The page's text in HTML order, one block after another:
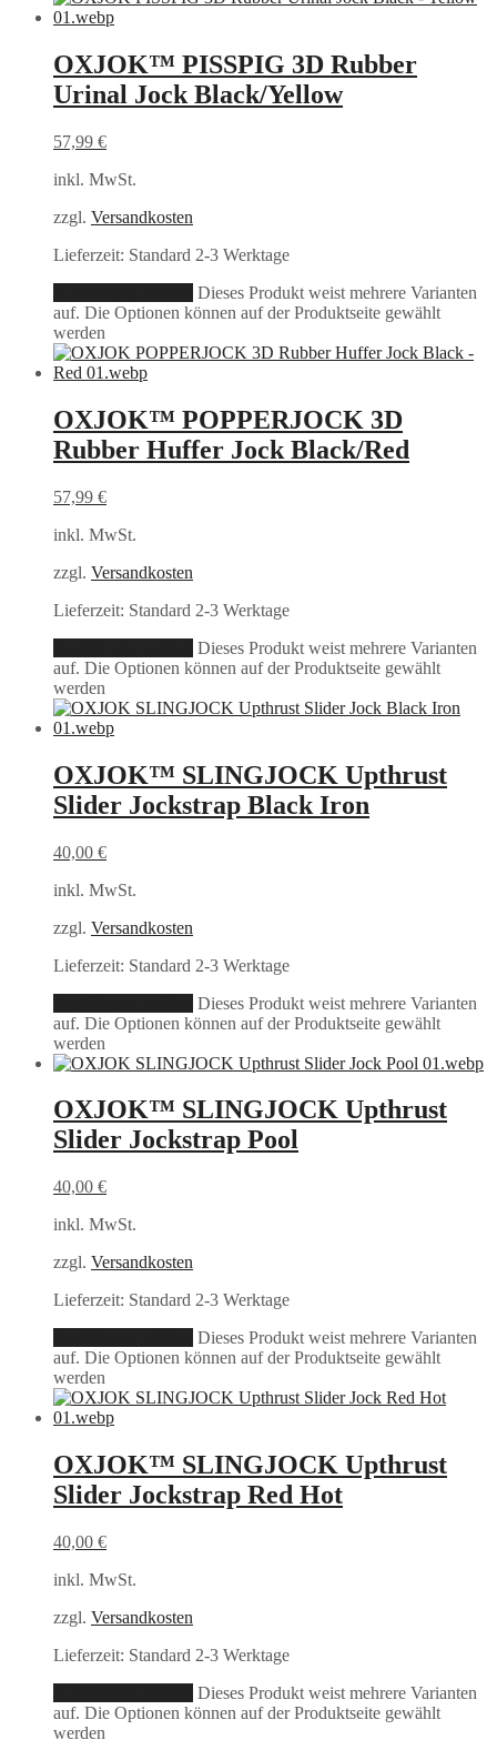
OXJOK™ PISSPIG 3D Rubber
Urinal Jock Black/Yellow
57,99 €
inkl. MwSt.
zzgl. Versandkosten
Lieferzeit: Standard 2-3 Werktage
Dieses Produkt weist mehrere Varianten
auf. Die Optionen können auf der Produktseite gewählt
werden
OXJOK™ POPPERJOCK 3D
Rubber Huffer Jock Black/Red
57,99 €
inkl. MwSt.
zzgl. Versandkosten
Lieferzeit: Standard 2-3 Werktage
Dieses Produkt weist mehrere Varianten
auf. Die Optionen können auf der Produktseite gewählt
werden
OXJOK™ SLINGJOCK Upthrust
Slider Jockstrap Black Iron
40,00 €
inkl. MwSt.
zzgl. Versandkosten
Lieferzeit: Standard 2-3 Werktage
Dieses Produkt weist mehrere Varianten
auf. Die Optionen können auf der Produktseite gewählt
werden
OXJOK™ SLINGJOCK Upthrust
Slider Jockstrap Pool
40,00 €
inkl. MwSt.
zzgl. Versandkosten
Lieferzeit: Standard 2-3 Werktage
Dieses Produkt weist mehrere Varianten
auf. Die Optionen können auf der Produktseite gewählt
werden
OXJOK™ SLINGJOCK Upthrust
Slider Jockstrap Red Hot
40,00 €
inkl. MwSt.
zzgl. Versandkosten
Lieferzeit: Standard 2-3 Werktage
Dieses Produkt weist mehrere Varianten
auf. Die Optionen können auf der Produktseite gewählt
werden